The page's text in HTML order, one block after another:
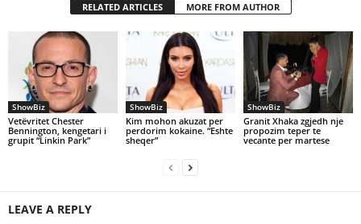
RELATED ARTICLES MORE FROM AUTHOR
ShowBiz
Vetëvritet Chester
Bennington, kengetari i
grupit “Linkin Park”
ShowBiz
Kim mohon akuzat per
perdorim kokaine. “Eshte
sheqer”
ShowBiz
Granit Xhaka zgjedh nje
propozim teper te
vecante per martese
LEAVE A REPLY